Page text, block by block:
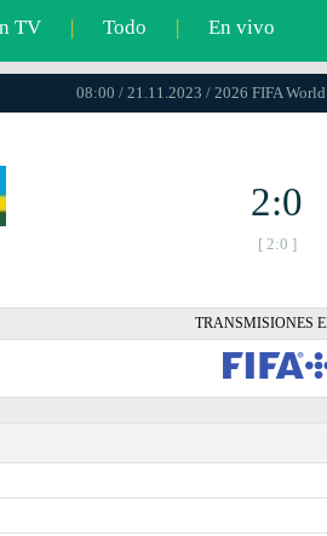
TV | Todo | En vivo
08:00 / 21.11.2023 / 2026 FIFA
2:0
[ 2:0 ]
TRANSMISIONES